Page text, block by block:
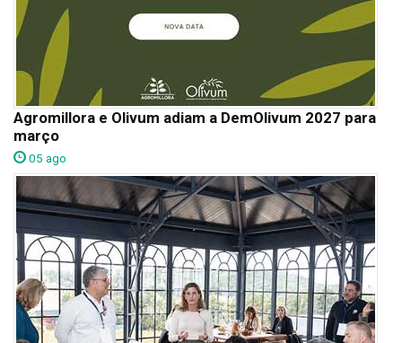
Agromillora e Olivum adiam a DemOlivum 2027 para
março
05 ago